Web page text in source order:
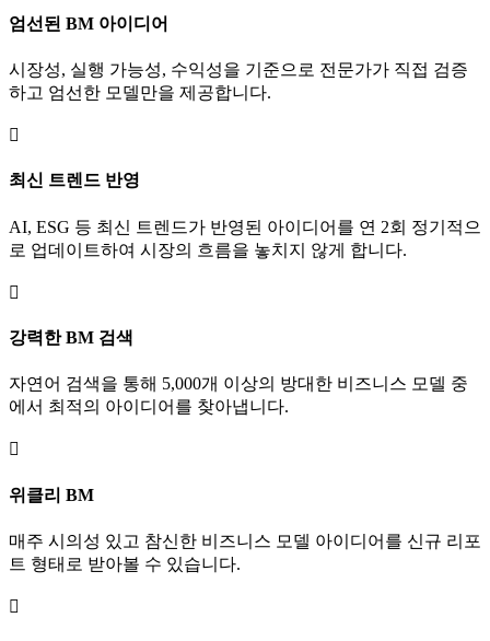
엄선된 BM 아이디어
시장성, 실행 가능성, 수익성을 기준으로 전문가가 직접 검증
하고 엄선한 모델만을 제공합니다.

최신 트렌드 반영
AI, ESG 등 최신 트렌드가 반영된 아이디어를 연 2회 정기적으
로 업데이트하여 시장의 흐름을 놓치지 않게 합니다.

강력한 BM 검색
자연어 검색을 통해 5,000개 이상의 방대한 비즈니스 모델 중
에서 최적의 아이디어를 찾아냅니다.

위클리 BM
매주 시의성 있고 참신한 비즈니스 모델 아이디어를 신규 리포
트 형태로 받아볼 수 있습니다.
